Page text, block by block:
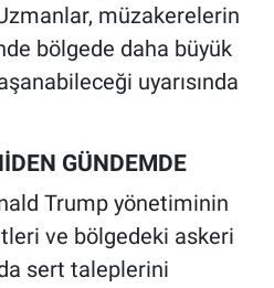
müzakerelerin
bölgede daha büyük
uyarısında
GÜNDEMDE
Trump yönetiminin
ve bölgedeki askeri
sert taleplerini